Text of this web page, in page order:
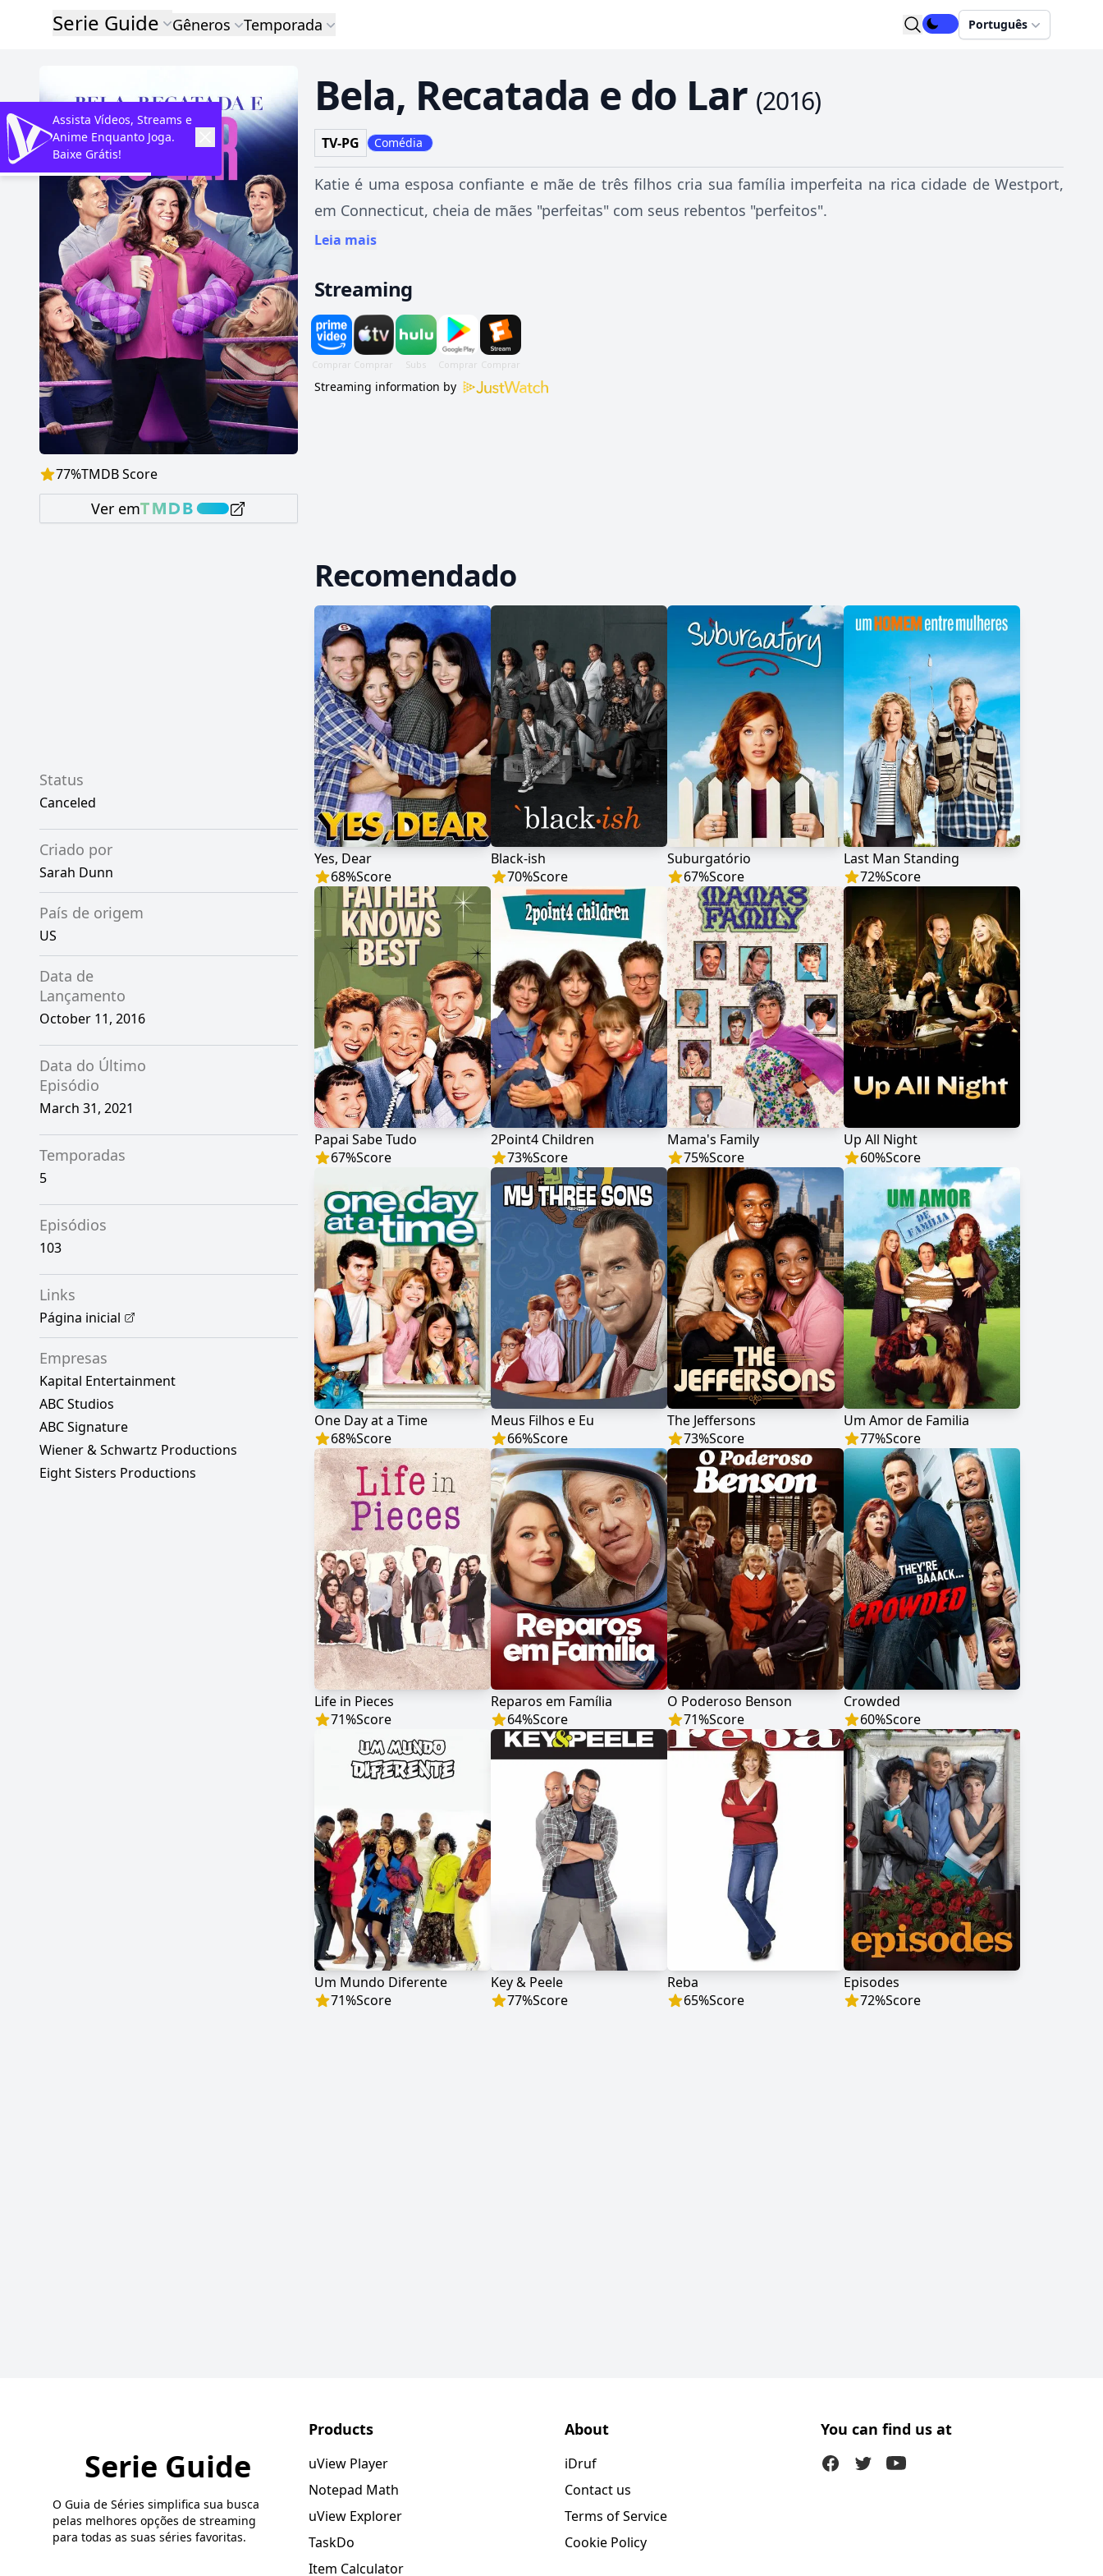
Serie Guide Gêneros Temporada Português
77%TMDB Score
Ver em
Bela, Recatada e do Lar (2016)
TV-PG Comédia
Katie é uma esposa confiante e mãe de três filhos cria sua família imperfeita na rica cidade de Westport,
em Connecticut, cheia de mães "perfeitas" com seus rebentos "perfeitos".
Leia mais
Streaming
Streaming information by
Status
Canceled
Criado por
Sarah Dunn
País de origem
US
Data de
Lançamento
October 11, 2016
Data do Último
Episódio
March 31, 2021
Temporadas
5
Episódios
103
Links
Página inicial
Empresas
Kapital Entertainment
ABC Studios
ABC Signature
Wiener & Schwartz Productions
Eight Sisters Productions
Recomendado
Yes, Dear
68%Score
Black-ish
70%Score
Suburgatório
67%Score
Last Man Standing
72%Score
Papai Sabe Tudo
67%Score
2Point4 Children
73%Score
Mama's Family
75%Score
Up All Night
60%Score
One Day at a Time
68%Score
Meus Filhos e Eu
66%Score
The Jeffersons
73%Score
Um Amor de Familia
77%Score
Life in Pieces
71%Score
Reparos em Família
64%Score
O Poderoso Benson
71%Score
Crowded
60%Score
Um Mundo Diferente
71%Score
Key & Peele
77%Score
Reba
65%Score
Episodes
72%Score
Serie Guide
O Guia de Séries simplifica sua busca
pelas melhores opções de streaming
para todas as suas séries favoritas.
Products
uView Player
Notepad Math
uView Explorer
TaskDo
Item Calculator
About
iDruf
Contact us
Terms of Service
Cookie Policy
You can find us at
FacebookTwitter (X)Youtube
Assista Vídeos, Streams e
Anime Enquanto Joga.
Baixe Grátis!